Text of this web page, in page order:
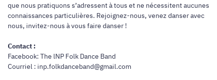
que nous pratiquons s’adressent à tous et ne nécessitent aucunes
connaissances particulières. Rejoignez-nous, venez danser avec
nous, invitez-nous à vous faire danser !
Contact :
Facebook: The lNP Folk Dance Band
Courriel : inp.folkdanceband@gmail.com